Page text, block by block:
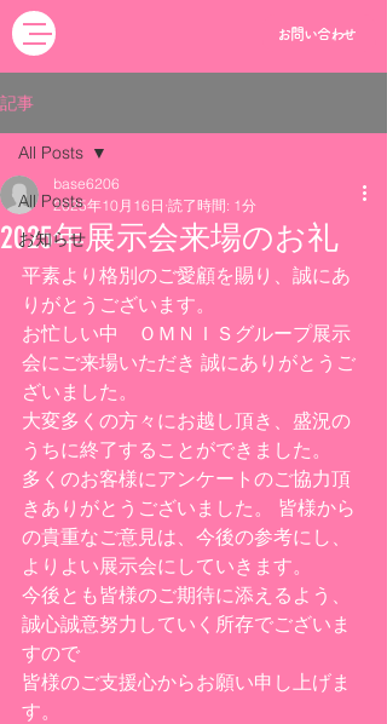
お問い合わせ
記事
All Posts
お知らせ
All Posts
2025年展示会来場のお礼
base6206
2025年10月16日 読了時間: 1分
平素より格別のご愛顧を賜り、誠にあ
りがとうございます。
お忙しい中　ＯＭＮＩＳグループ展示
会にご来場いただき 誠にありがとうご
ざいました。
大変多くの方々にお越し頂き、盛況の
うちに終了することができました。
多くのお客様にアンケートのご協力頂
きありがとうございました。 皆様から
の貴重なご意見は、今後の参考にし、
よりよい展示会にしていきます。
今後とも皆様のご期待に添えるよう、
誠心誠意努力していく所存でございま
すので
皆様のご支援心からお願い申し上げま
す。